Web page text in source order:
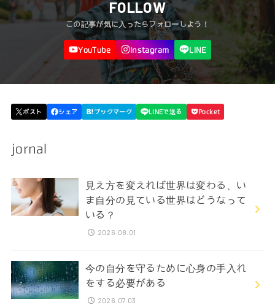
FOLLOW
jornal
見え方を変えれば世界は変わる、い
ま自分の見ている世界はどうなって
いる？
2026.08.01
今の自分を守るために心身の手入れ
をする必要がある
2026.07.03